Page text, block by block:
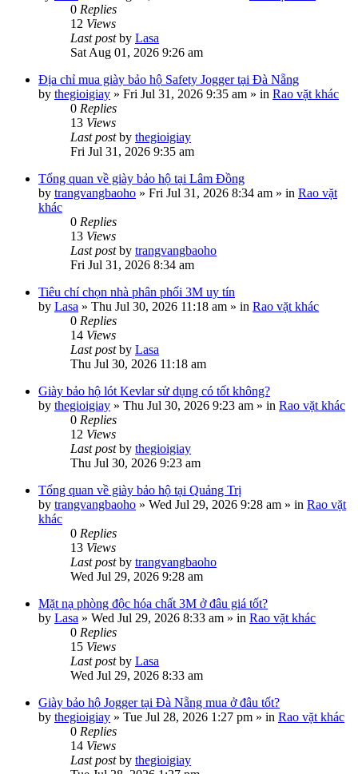
0 Replies
12 Views
Last postby Lasa
Sat Aug 01, 2026 9:26 am
Địa chỉ mua giày bảo hộ Safety Jogger tại Đà Nẵng
by thegioigiay » Fri Jul 31, 2026 9:35 am » in Rao vặt khác
0 Replies
13 Views
Last postby thegioigiay
Fri Jul 31, 2026 9:35 am
Tổng quan về giày bảo hộ tại Lâm Đồng
by trangvangbaoho » Fri Jul 31, 2026 8:34 am » in Rao vặt
khác
0 Replies
13 Views
Last postby trangvangbaoho
Fri Jul 31, 2026 8:34 am
Tiêu chí chọn nhà phân phối 3M uy tín
by Lasa » Thu Jul 30, 2026 11:18 am » in Rao vặt khác
0 Replies
14 Views
Last postby Lasa
Thu Jul 30, 2026 11:18 am
Giày bảo hộ lót Kevlar sử dụng có tốt không?
by thegioigiay » Thu Jul 30, 2026 9:23 am » in Rao vặt khác
0 Replies
12 Views
Last postby thegioigiay
Thu Jul 30, 2026 9:23 am
Tổng quan về giày bảo hộ tại Quảng Trị
by trangvangbaoho » Wed Jul 29, 2026 9:28 am » in Rao vặt
khác
0 Replies
13 Views
Last postby trangvangbaoho
Wed Jul 29, 2026 9:28 am
Mặt nạ phòng độc hóa chất 3M ở đâu giá tốt?
by Lasa » Wed Jul 29, 2026 8:33 am » in Rao vặt khác
0 Replies
15 Views
Last postby Lasa
Wed Jul 29, 2026 8:33 am
Giày bảo hộ Jogger tại Đà Nẵng mua ở đâu tốt?
by thegioigiay » Tue Jul 28, 2026 1:27 pm » in Rao vặt khác
0 Replies
14 Views
Last postby thegioigiay